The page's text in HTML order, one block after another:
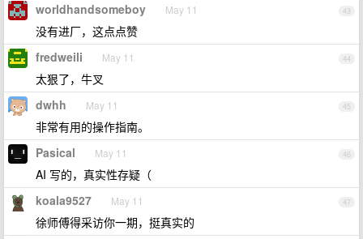
43
worldhandsomeboy May 11
没有进厂，这点点赞
44
fredweili May 11
太狠了，牛叉
45
dwhh May 11
非常有用的操作指南。
46
Pasical May 11
AI 写的，真实性存疑（
47
koala9527 May 11
徐师傅得采访你一期，挺真实的